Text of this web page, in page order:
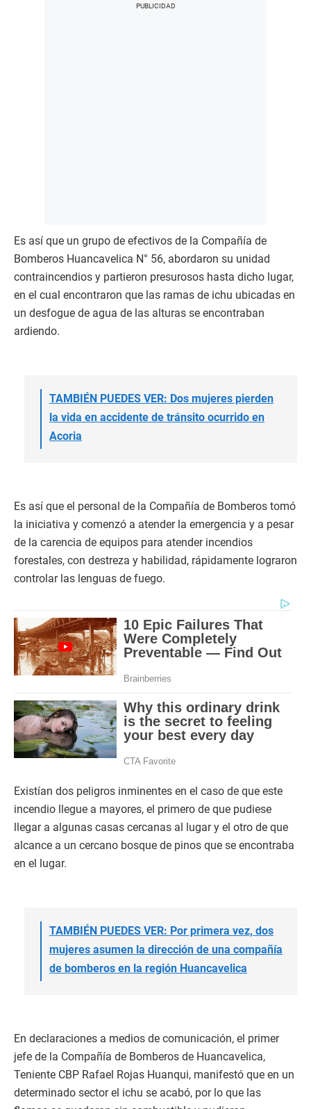
Es así que un grupo de efectivos de la Compañía de
Bomberos Huancavelica N° 56, abordaron su unidad
contraincendios y partieron presurosos hasta dicho lugar,
en el cual encontraron que las ramas de ichu ubicadas en
un desfogue de agua de las alturas se encontraban
ardiendo.
TAMBIÉN PUEDES VER: Dos mujeres pierden
la vida en accidente de tránsito ocurrido en
Acoria
Es así que el personal de la Compañía de Bomberos tomó
la iniciativa y comenzó a atender la emergencia y a pesar
de la carencia de equipos para atender incendios
forestales, con destreza y habilidad, rápidamente lograron
controlar las lenguas de fuego.
Existían dos peligros inminentes en el caso de que este
incendio llegue a mayores, el primero de que pudiese
llegar a algunas casas cercanas al lugar y el otro de que
alcance a un cercano bosque de pinos que se encontraba
en el lugar.
TAMBIÉN PUEDES VER: Por primera vez, dos
mujeres asumen la dirección de una compañía
de bomberos en la región Huancavelica
En declaraciones a medios de comunicación, el primer
jefe de la Compañía de Bomberos de Huancavelica,
Teniente CBP Rafael Rojas Huanqui, manifestó que en un
determinado sector el ichu se acabó, por lo que las